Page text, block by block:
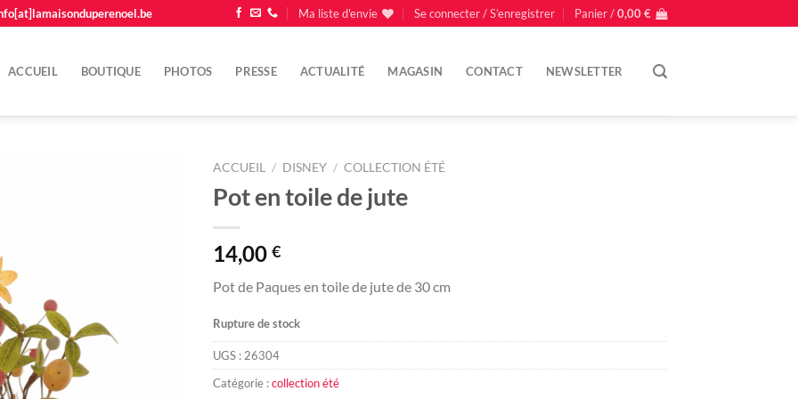
Ma liste d'envie Se connecter / S’enregistrer Panier /0,00€
ACCUEIL BOUTIQUE PHOTOS PRESSE ACTUALITÉ MAGASIN CONTACT NEWSLETTER
ACCUEIL / DISNEY / COLLECTION ÉTÉ
Pot en toile de jute
14,00 €
Pot de Paques en toile de jute de 30 cm
Rupture de stock
UGS :26304
Catégorie :collection été